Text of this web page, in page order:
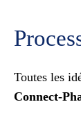
Toutes les
Connect-